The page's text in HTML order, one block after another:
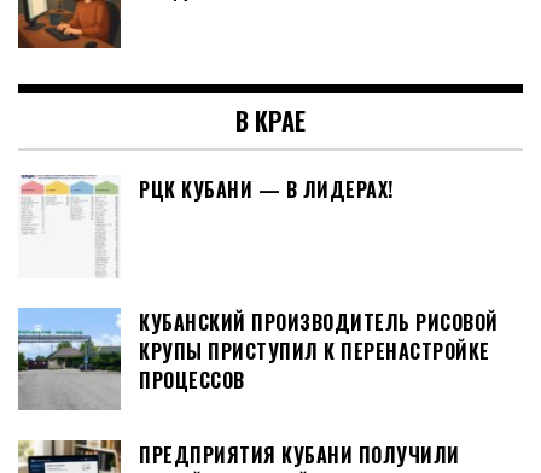
В КРАЕ
РЦК КУБАНИ — В ЛИДЕРАХ!
КУБАНСКИЙ ПРОИЗВОДИТЕЛЬ РИСОВОЙ
КРУПЫ ПРИСТУПИЛ К ПЕРЕНАСТРОЙКЕ
ПРОЦЕССОВ
ПРЕДПРИЯТИЯ КУБАНИ ПОЛУЧИЛИ